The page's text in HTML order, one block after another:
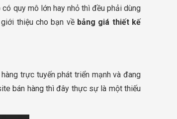
quy mô lớn hay nhỏ thì đều phải dùng
giới thiệu cho bạn vềbảng giá thiết kế
trực tuyến phát triển mạnh và đang
bán hàng thì đây thực sự là một thiếu